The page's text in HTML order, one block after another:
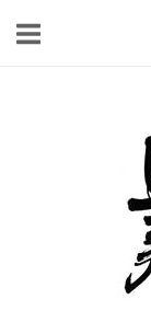
Home